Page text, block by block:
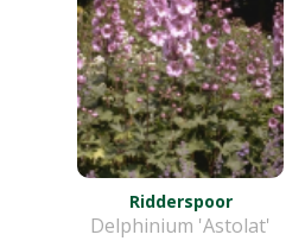
Ridderspoor
Delphinium 'Astolat'